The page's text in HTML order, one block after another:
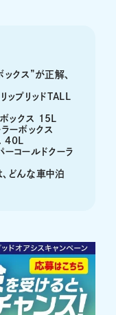
クス”が正解、
ップリッドTALL
ックス 15L
ーボックス
40L
コールドクーラ
どんな車中泊